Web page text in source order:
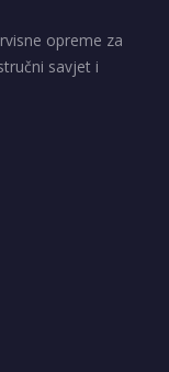
opreme za
savjet i